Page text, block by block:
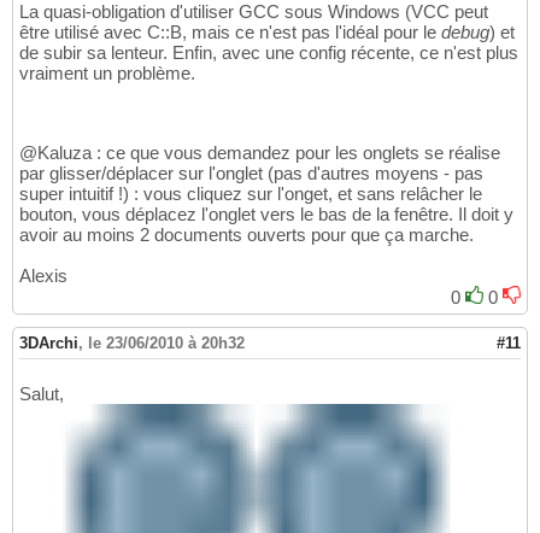
La quasi-obligation d'utiliser GCC sous Windows (VCC peut
être utilisé avec C::B, mais ce n'est pas l'idéal pour le debug) et
de subir sa lenteur. Enfin, avec une config récente, ce n'est plus
vraiment un problème.
@Kaluza : ce que vous demandez pour les onglets se réalise
par glisser/déplacer sur l'onglet (pas d'autres moyens - pas
super intuitif !) : vous cliquez sur l'onget, et sans relâcher le
bouton, vous déplacez l'onglet vers le bas de la fenêtre. Il doit y
avoir au moins 2 documents ouverts pour que ça marche.
Alexis
0
0
3DArchi, le 23/06/2010 à 20h32 #11
Salut,